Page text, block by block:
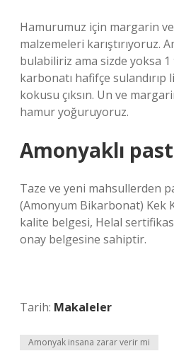
Hamurumuz için margarin
malzemeleri karıştırıyoruz.
bulabiliriz ama sizde yoksa 1
karbonatı hafifçe sulandırıp
kokusu çıksın. Un ve
hamur yoğuruyoruz.
Amonyaklı
Taze ve yeni mahsullerden
(Amonyum Bikarbonat) Kek
kalite belgesi, Helal
onay belgesine sahiptir.
Tarih: Makaleler
Amonyak insana zarar verir mi